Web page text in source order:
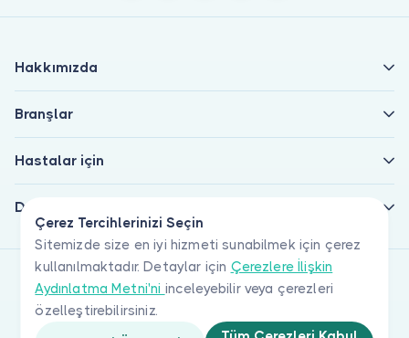
Çerez Tercihlerinizi Seçin
Sitemizde size en iyi hizmeti sunabilmek için çerez
kullanılmaktadır. Detaylar için Çerezlere İlişkin
Aydınlatma Metni'ni inceleyebilir veya çerezleri
özelleştirebilirsiniz.
Hakkımızda
Branşlar
Hastalar için
Doktorlar için